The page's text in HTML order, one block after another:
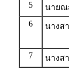
5
นายณ
6
นางส
7
นางส